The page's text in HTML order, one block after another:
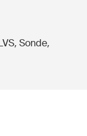
Sonde,